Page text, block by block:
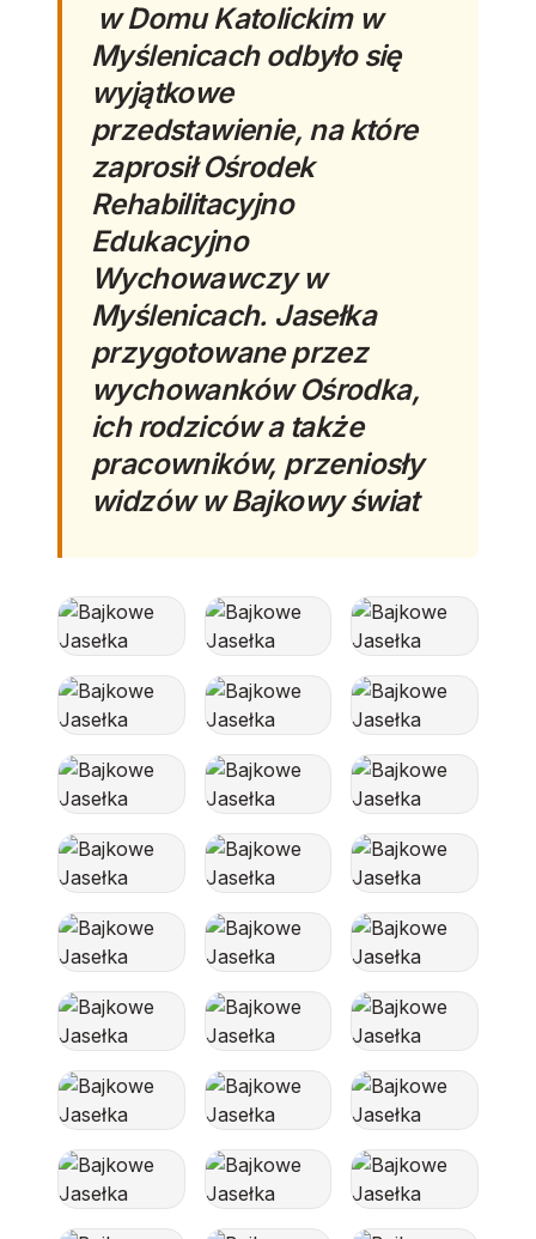
w Domu Katolickim w
Myślenicach odbyło się
wyjątkowe
przedstawienie, na które
zaprosił Ośrodek
Rehabilitacyjno
Edukacyjno
Wychowawczy w
Myślenicach. Jasełka
przygotowane przez
wychowanków Ośrodka,
ich rodziców a także
pracowników, przeniosły
widzów w Bajkowy świat